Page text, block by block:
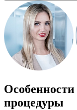
Особенности
процедуры